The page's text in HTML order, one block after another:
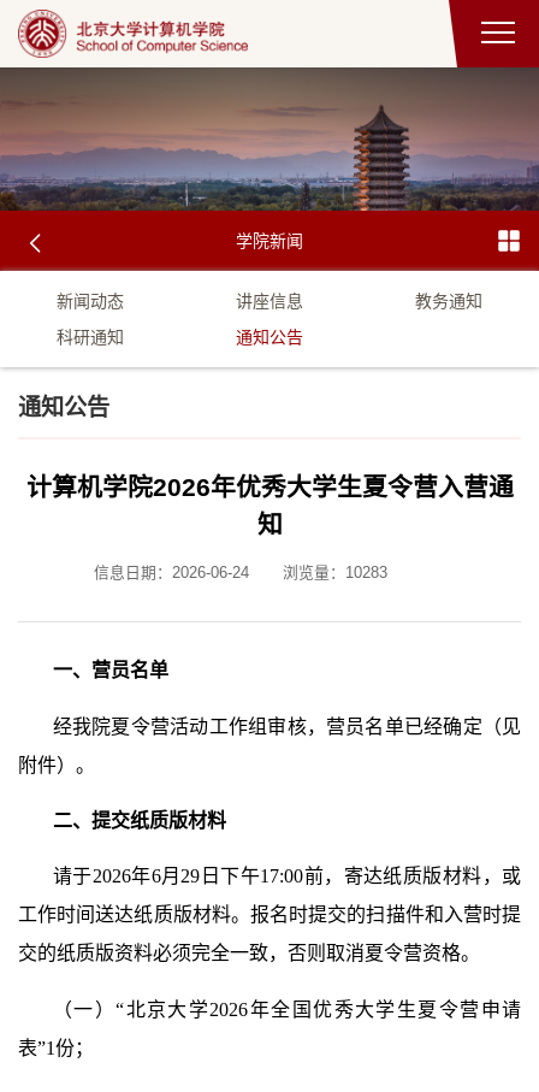
学院新闻
新闻动态 讲座信息
教务通知
科研通知
通知公告
通知公告
计算机学院2026年优秀大学生夏令营入营通
知
信息日期：2026-06-24 浏览量： 10283
一、营员名单
经我院夏令营活动工作组审核，营员名单已经确定（见
附件）。
二、提交纸质版材料
请于2026年6月 29 日下午17:00前，寄达纸质版材料，或
工作时间送达纸质版材料。报名时提交的扫描件和入营时提
交的纸质版资料必须完全一致，否则取消夏令营资格。
（一）“北京大学2026年全国优秀大学生夏令营申请
表”1份；